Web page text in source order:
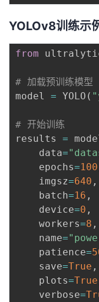
YOLOv8训练示
from
# 加载预训练模型
model = YOLO (
# 开始训练
results =
    data
=
    epochs
=100
    imgsz
=640 ,
    batch
=16 ,
    device
=0 ,
    workers
=8 ,
    name
=
    patience
=
    save
=True ,
    plots
=True
    verbose
=